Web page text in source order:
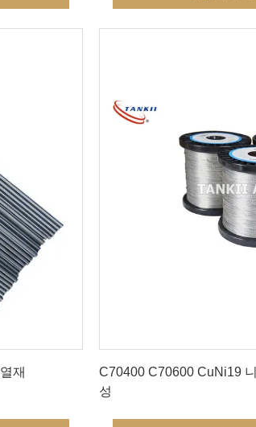
재
C70400 C70600 CuNi19
성